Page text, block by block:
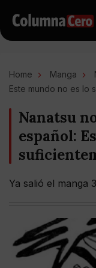
Home Manga
Este mundo no es lo
Nanatsu
español:
Ya salió el manga